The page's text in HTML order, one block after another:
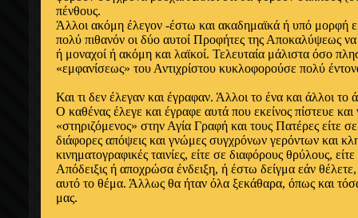
πένθους.
Άλλοι ακόμη έλεγον -έστω και ακαδημαϊκά ή υπό μορφή
πολύ πιθανόν οι δύο αυτοί Προφήτες της Αποκαλύψεως να
ή μοναχοί ή ακόμη και λαϊκοί. Τελευταία μάλιστα όσο
«εμφανίσεως» του Αντιχρίστου κυκλοφορούσε πολύ
Και τι δεν έλεγαν και έγραφαν. Άλλοι το ένα και άλλοι το
Ο καθένας έλεγε και έγραφε αυτά που εκείνος πίστευε και
«στηριζόμενος» στην Αγία Γραφή και τους Πατέρες είτε
διάφορες απόψεις και γνώμες συγχρόνων γερόντων και
κινηματογραφικές ταινίες, είτε σε διαφόρους θρύλους,
Απόδειξις ή αποχρώσα ένδειξη, ή έστω δείγμα εάν θέλετε,
αυτό το θέμα. Άλλως θα ήταν όλα ξεκάθαρα, όπως και
μας.